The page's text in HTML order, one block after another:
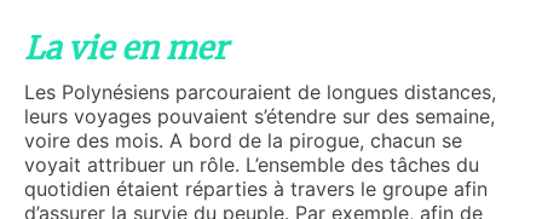
La vie en mer
Les Polynésiens parcouraient de longues distances,
leurs voyages pouvaient s’étendre sur des semaine,
voire des mois. A bord de la pirogue, chacun se
voyait attribuer un rôle. L’ensemble des tâches du
quotidien étaient réparties à travers le groupe afin
d’assurer la survie du peuple. Par exemple, afin de